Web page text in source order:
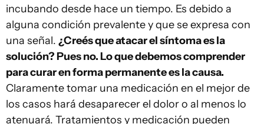
incubando desde hace un tiempo. Es debido a
alguna condición prevalente y que se expresa con
una señal. ¿Creés que atacar el síntoma es la
solución? Pues no. Lo que debemos comprender
para curar en forma permanente es la causa.
Claramente tomar una medicación en el mejor de
los casos hará desaparecer el dolor o al menos lo
atenuará. Tratamientos y medicación pueden